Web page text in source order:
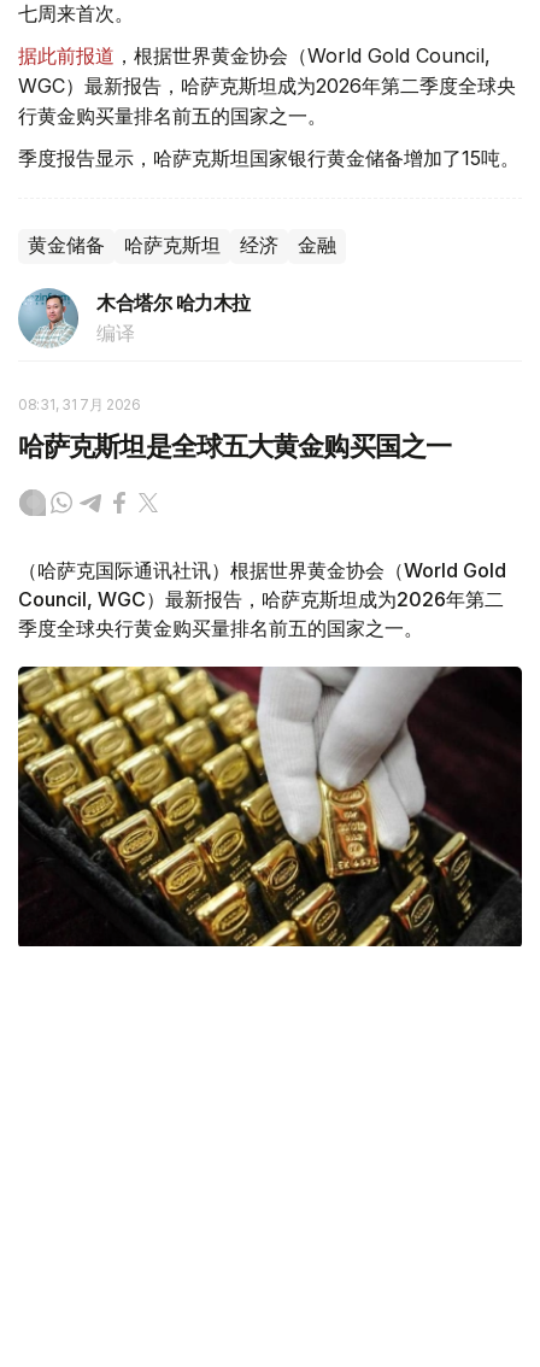
七周来首次。
据此前报道 ，根据世界黄金协会（World Gold Council,
WGC）最新报告，哈萨克斯坦成为2026年第二季度全球央
行黄金购买量排名前五的国家之一。
季度报告显示，哈萨克斯坦国家银行黄金储备增加了15吨。
黄金储备 哈萨克斯坦 经济 金融
木合塔尔 哈力木拉
编译
08:31, 31 7月 2026
哈萨克斯坦是全球五大黄金购买国之一
（哈萨克国际通讯社讯）根据世界黄金协会（World Gold
Council, WGC）最新报告，哈萨克斯坦成为2026年第二
季度全球央行黄金购买量排名前五的国家之一。